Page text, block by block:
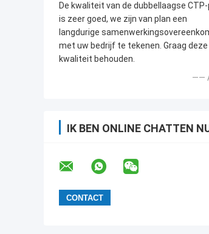
De kwaliteit van de dubbellaagse
is zeer goed, we zijn van plan een
langdurige
met uw bedrijf te tekenen. Graag deze
kwaliteit behouden.
——
IK BEN ONLINE CHATTEN